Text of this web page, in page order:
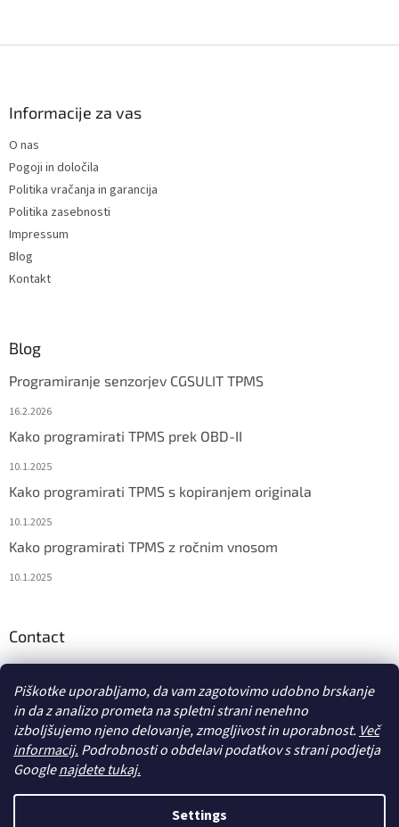
Piškotke uporabljamo, da vam zagotovimo udobno brskanje
in da z analizo prometa na spletni strani nenehno
izboljšujemo njeno delovanje, zmogljivost in uporabnost. Več
informacij. Podrobnosti o obdelavi podatkov s strani podjetja
Googlenajdete tukaj.
Settings
Informacije za vas
O nas
Pogoji in določila
Politika vračanja in garancija
Politika zasebnosti
Impressum
Blog
Kontakt
Blog
Programiranje senzorjev CGSULIT TPMS
16.2.2026
Kako programirati TPMS prek OBD-II
10.1.2025
Kako programirati TPMS s kopiranjem originala
10.1.2025
Kako programirati TPMS z ročnim vnosom
10.1.2025
Contact